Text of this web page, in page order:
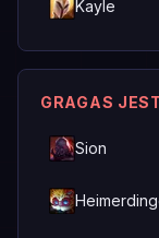
Kayle
GRAGAS
Sion